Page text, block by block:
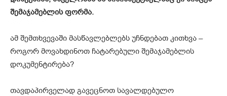
შემაჯამებლის ფორმა.
ამ შემთხვევაში მასწავლებლებს უჩნდებათ კითხვა –
როგორ მოვახდინოთ ჩატარებული შემაჯამებლის
დოკუმენტირება?
თავდაპირველად გავეცნოთ სავალდებულო